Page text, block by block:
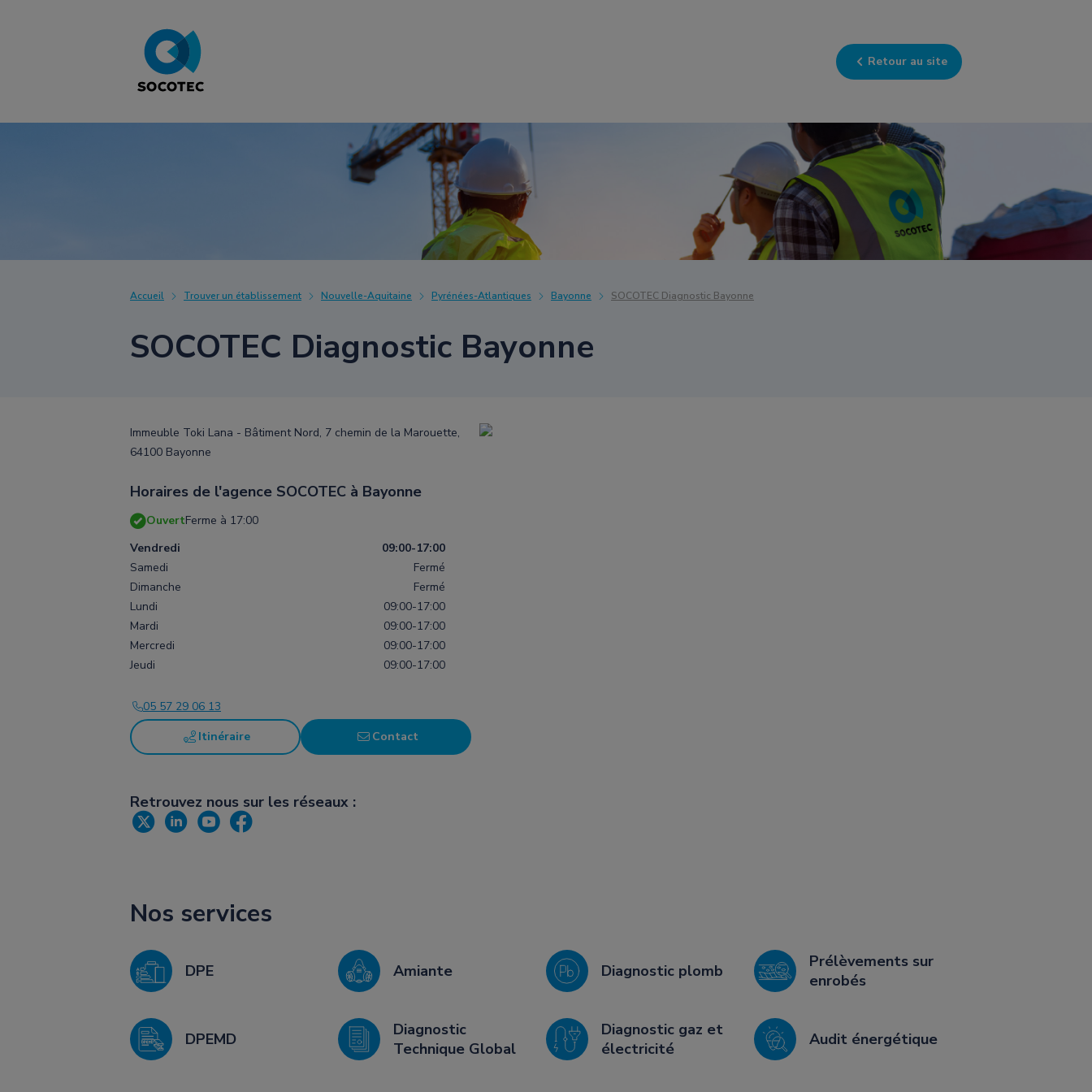
Retour au site
Accueil Trouver un établissement Nouvelle-Aquitaine Pyrénées-Atlantiques Bayonne SOCOTEC Diagnostic Bayonne
SOCOTEC Diagnostic Bayonne
Immeuble Toki Lana - Bâtiment Nord, 7 chemin de la Marouette,
64100 Bayonne
Horaires de l'agence SOCOTEC à Bayonne
OuvertFerme à 17:00
Vendredi
09:00-17:00
Samedi
Fermé
Dimanche
Fermé
Lundi
09:00-17:00
Mardi
09:00-17:00
Mercredi
09:00-17:00
Jeudi
09:00-17:00
05 57 29 06 13
Itinéraire
Contact
Retrouvez nous sur les réseaux :
Nos services
DPE Amiante Diagnostic plomb
Prélèvements sur
enrobés
DPEMD
Diagnostic
Technique Global
Diagnostic gaz et
électricité
Audit énergétique